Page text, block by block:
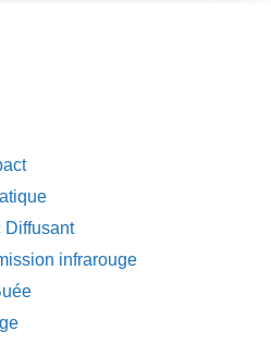
Diffusant
infrarouge